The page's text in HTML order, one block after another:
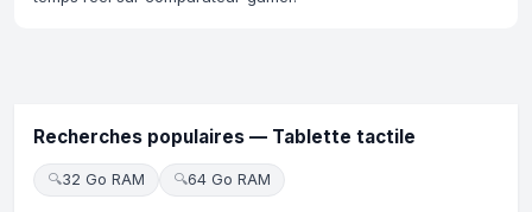
Recherches populaires — Tablette tactile
🔍32 Go RAM 🔍64 Go RAM